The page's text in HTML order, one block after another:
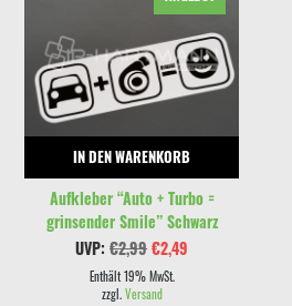
IN DEN WARENKORB
Aufkleber “Auto + Turbo =
grinsender Smile” Schwarz
UVP: €2,99Ursprünglicher
Preis
war:
€2,99
€2,49
Enthält 19% MwSt.
zzgl.Versand